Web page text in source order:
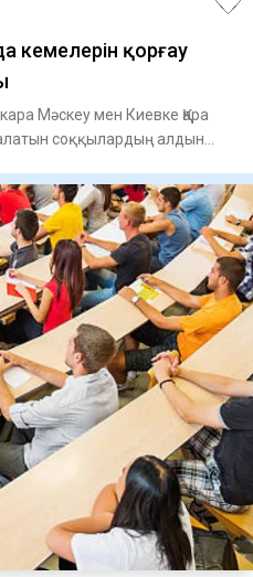
кемелерін қорғау
Мәскеу мен Киевке Қара
соққылардың алдын